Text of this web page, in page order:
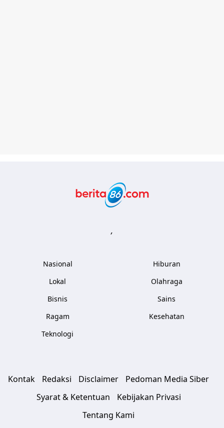
,
Nasional
Lokal
Bisnis
Ragam
Teknologi
Hiburan
Olahraga
Sains
Kesehatan
Kontak Redaksi Disclaimer
Pedoman Media Siber
Syarat & Ketentuan
Kebijakan Privasi
Tentang Kami